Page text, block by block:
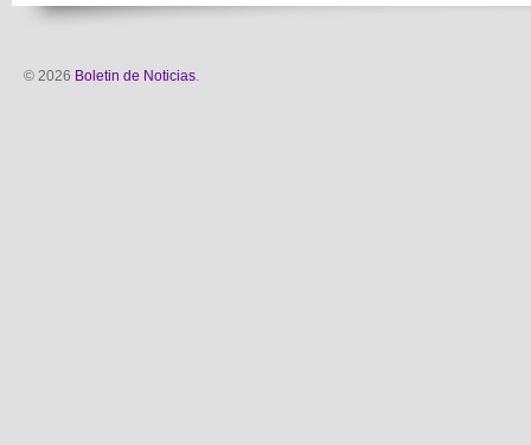
© 2026 Boletin de Noticias.